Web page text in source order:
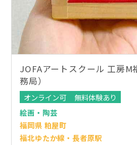
JOFAアートスクール 工房M
務局）
オンライン可
無料体験あり
絵画・陶芸
福岡県 粕屋町
福北ゆたか線・長者原駅